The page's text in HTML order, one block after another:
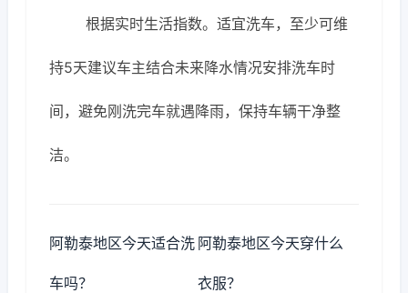
根据实时生活指数。适宜洗车，至少可维
持5天建议车主结合未来降水情况安排洗车时
间，避免刚洗完车就遇降雨，保持车辆干净整
洁。
阿勒泰地区今天适合洗
车吗？
阿勒泰地区今天穿什么
衣服？